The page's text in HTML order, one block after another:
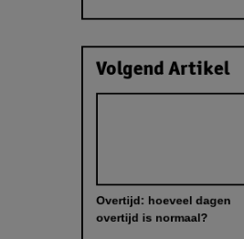
Volgend Artikel
Overtijd: hoeveel dagen
overtijd is normaal?